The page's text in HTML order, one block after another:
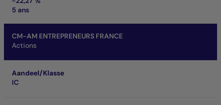
5 ans
CM-AM ENTREPRENEURS FRANCE
Actions
Aandeel/Klasse
IC